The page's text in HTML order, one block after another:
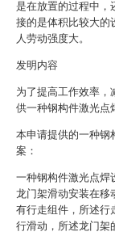
是在放置的过程中，
接的是体积比较大的
人劳动强度大。
发明内容
为了提高工作效率，
供一种钢构件激光点
本申请提供的一种钢
案：
一种钢构件激光点焊
龙门架滑动安装在移
有行走组件，所述行
行滑动，所述龙门架